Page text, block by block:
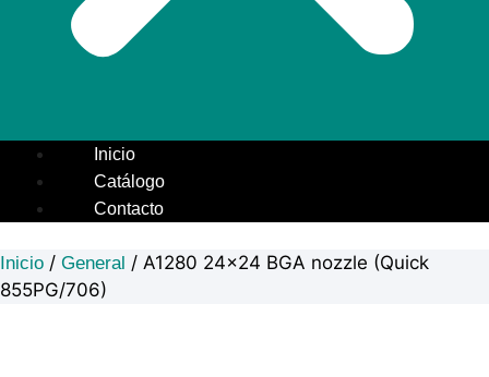
Inicio
Catálogo
Contacto
Inicio / General / A1280 24×24 BGA nozzle (Quick
855PG/706)